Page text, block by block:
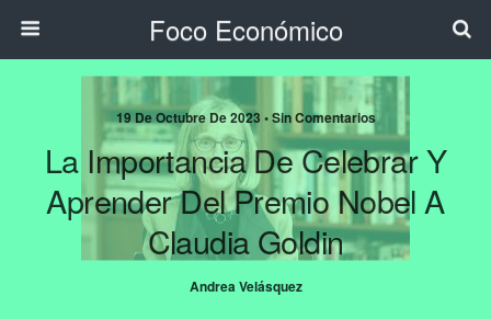
Foco Económico
19 De Octubre De 2023 • Sin Comentarios
La Importancia De Celebrar Y
Aprender Del Premio Nobel A
Claudia Goldin
Andrea Velásquez